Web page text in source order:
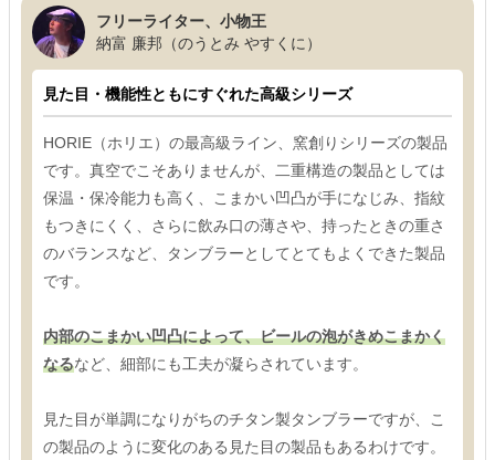
フリーライター、小物王
納富 廉邦（のうとみ やすくに）
見た目・機能性ともにすぐれた高級シリーズ
HORIE（ホリエ）の最高級ライン、窯創りシリーズの製品
です。真空でこそありませんが、二重構造の製品としては
保温・保冷能力も高く、こまかい凹凸が手になじみ、指紋
もつきにくく、さらに飲み口の薄さや、持ったときの重さ
のバランスなど、タンブラーとしてとてもよくできた製品
です。
内部のこまかい凹凸によって、ビールの泡がきめこまかく
なるなど、細部にも工夫が凝らされています。
見た目が単調になりがちのチタン製タンブラーですが、こ
の製品のように変化のある見た目の製品もあるわけです。